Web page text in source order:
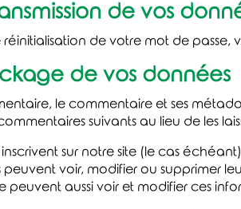
de vos
de votre mot de passe,
de vos données
le commentaire et ses
suivants au lieu de les
sur notre site (le cas
peuvent voir, modifier ou supprimer
peuvent aussi voir et modifier ces